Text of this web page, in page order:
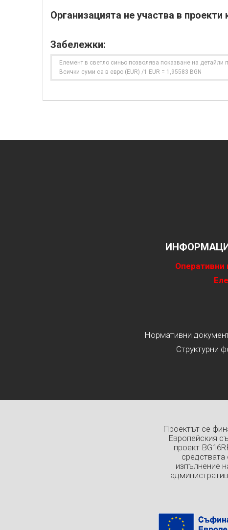
Организацията не участва в
Забележки:
Елемент в светло синьо позволява показване на детайли
Всички суми са в евро (EUR) /1 EUR = 1,95583 BGN
Оперативни
Нормативни
Структурни
Проектът се
Европейския
проект
изпълнение